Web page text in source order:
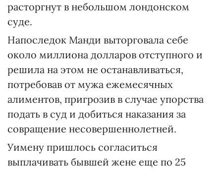
расторгнут в небольшом лондонском
суде.
Напоследок Манди выторговала себе
около миллиона долларов отступного и
решила на этом не останавливаться,
потребовав от мужа ежемесячных
алиментов, пригрозив в случае упорства
подать в суд и добиться наказания за
совращение несовершеннолетней.
Уимену пришлось согласиться
выплачивать бывшей жене еще по 25